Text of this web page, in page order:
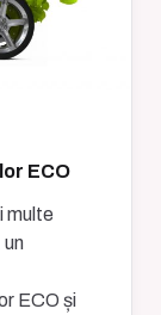
ECO
multe
ECO și